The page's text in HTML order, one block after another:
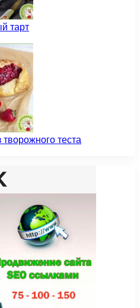
тарт
теста